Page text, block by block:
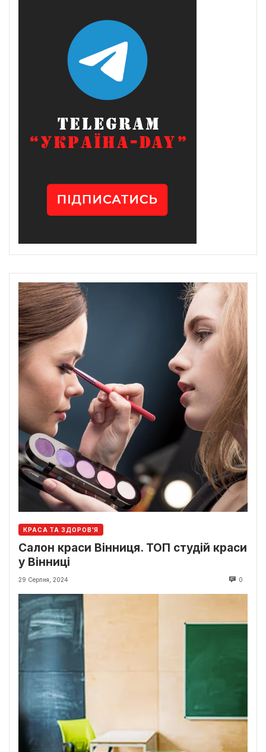
КРАСА ТА ЗДОРОВ'Я
Салон краси Вінниця. ТОП студій краси
у Вінниці
29 Серпня, 2024 0